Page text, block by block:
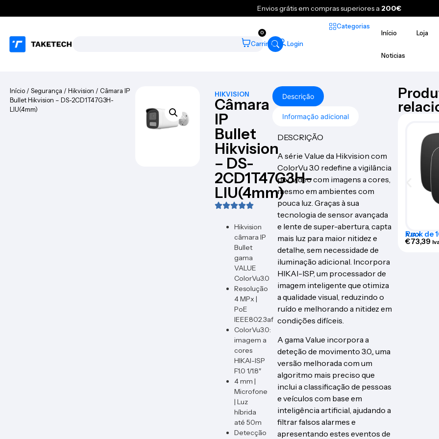
Envios grátis em compras superiores a 200€
0
Carrinho Login
Categorias
Início
Loja
Noticias
Início / Segurança / Hikvision / Câmara IP
Bullet Hikvision – DS-2CD1T47G3H-
LIU(4mm)
HIKVISION
Câmara
IP
Bullet
Hikvision
– DS-
2CD1T47G3H-
LIU(4mm)
Hikvision
câmara IP
Bullet
gama
VALUE
ColorVu3.0
Resolução
4 MPx |
PoE
IEEE802.3af
ColorVu3.0:
imagem a
cores
HIKAI-ISP
F1.0 1/1.8″
4 mm |
Microfone
| Luz
híbrida
até 50m
Detecção
Descrição
Informação adicional
DESCRIÇÃO
A série Value da Hikvision com
ColorVu 3.0 redefine a vigilância
por vídeo com imagens a cores,
mesmo em ambientes com
pouca luz. Graças à sua
tecnologia de sensor avançada
e lente de super-abertura, capta
mais luz para maior nitidez e
detalhe, sem necessidade de
iluminação adicional. Incorpora
HIKAI-ISP, um processador de
imagem inteligente que otimiza
a qualidade visual, reduzindo o
ruído e melhorando a nitidez em
condições difíceis.
A gama Value incorpora a
deteção de movimento 3.0,, uma
versão melhorada com um
algoritmo mais preciso que
inclui a classificação de pessoas
e veículos com base em
inteligência artificial, ajudando a
filtrar falsos alarmes e
apresentando estes eventos de
AJAX
Pack de
exterior
€73,39